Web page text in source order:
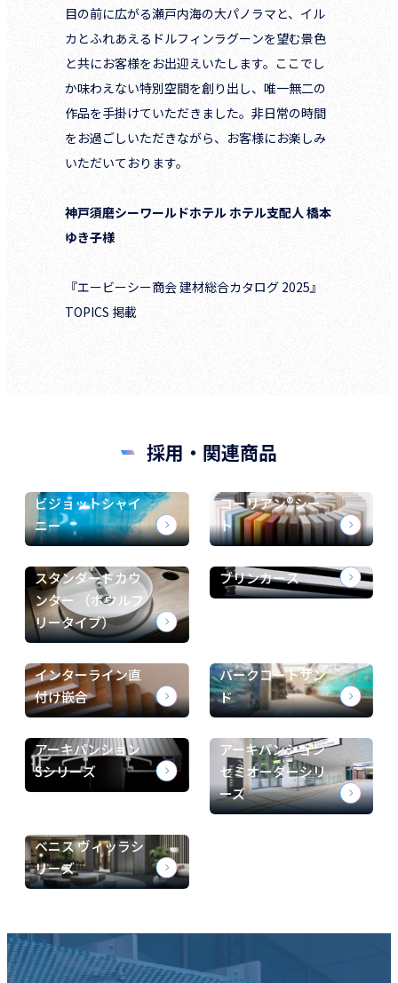
目の前に広がる瀬戸内海の大パノラマと、イル
カとふれあえるドルフィンラグーンを望む景色
と共にお客様をお出迎えいたします。ここでし
か味わえない特別空間を創り出し、唯一無二の
作品を手掛けていただきました。非日常の時間
をお過ごしいただきながら、お客様にお楽しみ
いただいております。
神戸須磨シーワールドホテル ホテル支配人 橋本
ゆき子様
『エービーシー商会 建材総合カタログ 2025』
TOPICS 掲載
採用・関連商品
ビジョットシャイ
ニー
コーリアン®シー
ト
スタンダードカウ
ンター （ボウルフ
リータイプ）
ブリンカース
インターライン直
付け嵌合
パークコートサン
ド
アーキパンション
Sシリーズ
アーキパンション
セミオーダーシリ
ーズ
ベニス ヴィッラシ
リーズ